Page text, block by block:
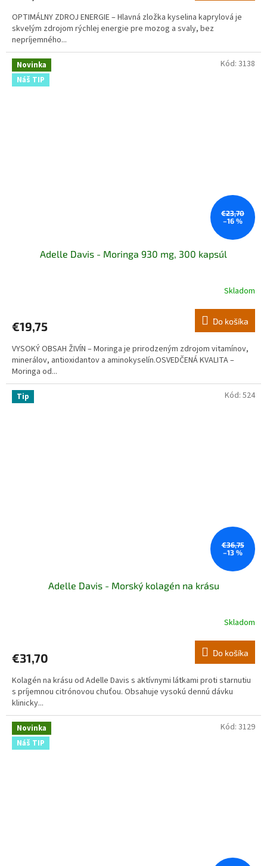
OPTIMÁLNY ZDROJ ENERGIE – Hlavná zložka kyselina kaprylová je
skvelým zdrojom rýchlej energie pre mozog a svaly, bez
nepríjemného...
Novinka
Náš TIP
€23,70
–16 %
Adelle Davis - Moringa 930 mg, 300 kapsúl
Skladom
€19,75 Do košíka
VYSOKÝ OBSAH ŽIVÍN – Moringa je prirodzeným zdrojom vitamínov,
minerálov, antioxidantov a aminokyselín.OSVEDČENÁ KVALITA –
Moringa od...
Kód: 3138
Tip
€36,75
–13 %
Adelle Davis - Morský kolagén na krásu
je
z
5
hviezdičiek.
Skladom
€31,70 Do košíka
Kolagén na krásu od Adelle Davis s aktívnymi látkami proti starnutiu
s príjemnou citrónovou chuťou. Obsahuje vysokú dennú dávku
klinicky...
Kód: 524
Novinka
Náš TIP
Kód: 3129